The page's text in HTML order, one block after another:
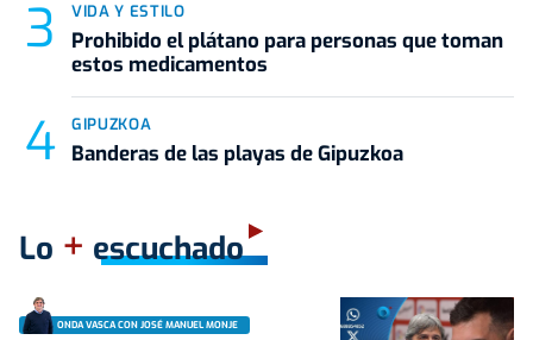
VIDA Y ESTILO
Prohibido el plátano para personas que toman
estos medicamentos
GIPUZKOA
Banderas de las playas de Gipuzkoa
Lo + escuchado
ONDA VASCA CON JOSÉ MANUEL MONJE